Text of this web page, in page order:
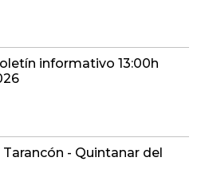
informativo 13:00h
Tarancón - Quintanar del